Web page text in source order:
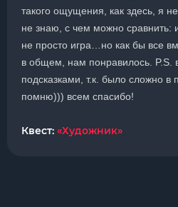
такого ощущения, как здесь, я
не знаю, с чем можно сравнить:
не просто игра…но как бы все
в общем, нам понравилось. P.S.
подсказками, т.к. было сложно в
помню))) всем спасибо!
Квест: «Художник»